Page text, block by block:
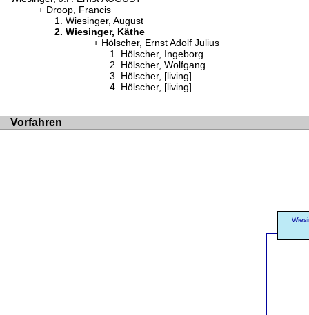
Droop, Francis
Wiesinger, August
Wiesinger, Käthe
Hölscher, Ernst Adolf Julius
Hölscher, Ingeborg
Hölscher, Wolfgang
Hölscher, [living]
Hölscher, [living]
Vorfahren